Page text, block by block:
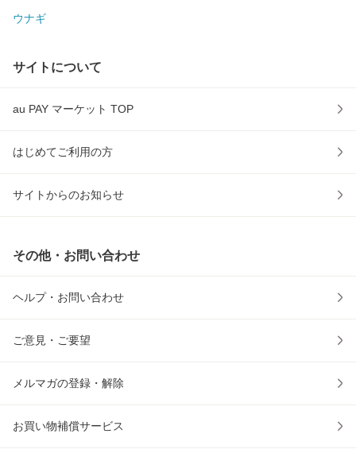
ウナギ
サイトについて
au PAY マーケット TOP
はじめてご利用の方
サイトからのお知らせ
その他・お問い合わせ
ヘルプ・お問い合わせ
ご意見・ご要望
メルマガの登録・解除
お買い物補償サービス